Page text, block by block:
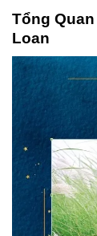
Tổng
Loan